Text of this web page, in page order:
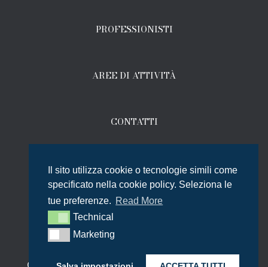
PROFESSIONISTI
AREE DI ATTIVITÀ
CONTATTI
ITALIANO
Il sito utilizza cookie o tecnologie simili come
specificato nella cookie policy. Seleziona le
tue preferenze. Read More
TechnicalTechnical
MarketingMarketing